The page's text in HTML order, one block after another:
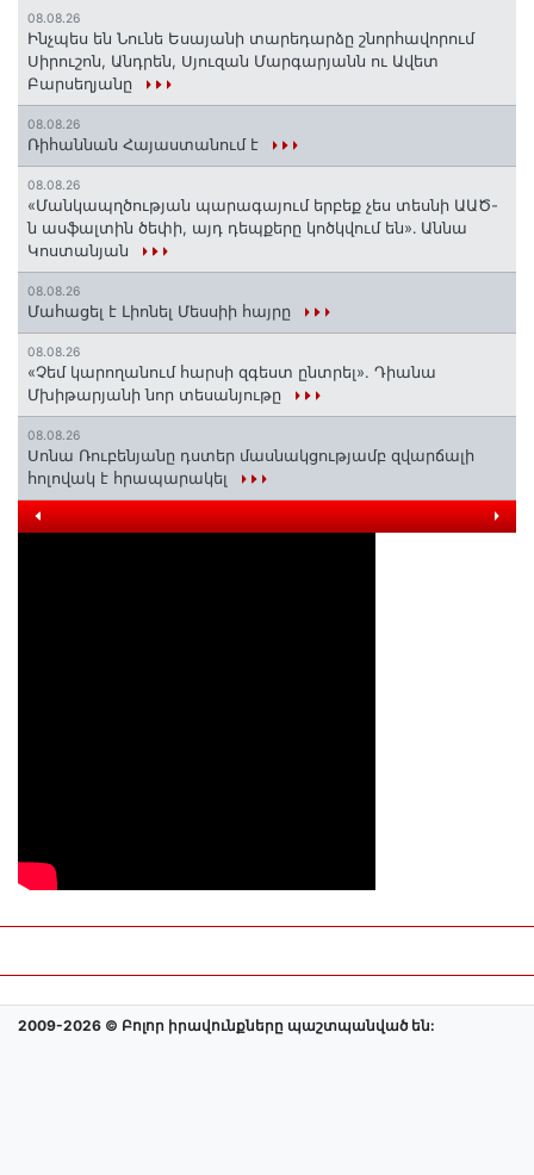
08.08.26
Ինչպես են Նունե Եսայանի տարեդարձը շնորհավորում
Սիրուշոն, Անդրեն, Սյուզան Մարգարյանն ու Ավետ
Բարսեղյանը
08.08.26
Ռիհաննան Հայաստանում է
08.08.26
«Մանկապղծության պարագայում երբեք չես տեսնի ԱԱԾ-
ն ասֆալտին ծեփի, այդ դեպքերը կոծկվում են»․ Աննա
Կոստանյան
08.08.26
Մահացել է Լիոնել Մեսսիի հայրը
08.08.26
«Չեմ կարողանում հարսի զգեստ ընտրել». Դիանա
Մխիթարյանի նոր տեսանյութը
08.08.26
Սոնա Ռուբենյանը դստեր մասնակցությամբ զվարճալի
հոլովակ է հրապարակել
2009-2026 © Բոլոր իրավունքները պաշտպանված են: